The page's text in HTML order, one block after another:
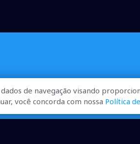
atualizadas, pra você ficar bem
dados de navegação visando
você concorda com nossa Política